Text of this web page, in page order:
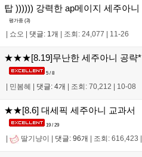
탑 )))))) 강력한 ap메이지 세주아니
평가중 (3)
쇼오 댓글: 1개 조회: 24,077 11-26
★★★[8.19]무난한 세주아니 공략*
5 / 8
| 민봄혜 | 댓글: 4개 | 조회: 70,212 | 10-08
★★[8.6] 대세픽 세주아니 교과서
19 / 29
딸기냥이 댓글: 96개 조회: 616,423